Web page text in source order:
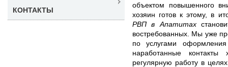
объектом повышенного
хозяин готов к этому, в
РВП в Апатитах
востребованных. Мы уже
по услугами
наработанные
регулярную работу в
КОНТАКТЫ